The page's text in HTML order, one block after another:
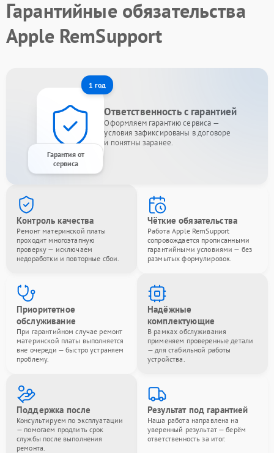
Гарантийные обязательства
Apple RemSupport
1 год
Гарантия от
сервиса
Ответственность с гарантией
Оформляем гарантию сервиса —
условия зафиксированы в договоре
и понятны заранее.
Контроль качества
Ремонт материнской платы
проходит многоэтапную
проверку — исключаем
недоработки и повторные сбои.
Чёткие обязательства
Работа Apple RemSupport
сопровождается прописанными
гарантийными условиями — без
размытых формулировок.
Приоритетное
обслуживание
При гарантийном случае ремонт
материнской платы выполняется
вне очереди — быстро устраняем
проблему.
Надёжные
комплектующие
В рамках обслуживания
применяем проверенные детали
— для стабильной работы
устройства.
Поддержка после
Консультируем по эксплуатации
— помогаем продлить срок
службы после выполнения
ремонта.
Результат под гарантией
Наша работа направлена на
уверенный результат — берём
ответственность за итог.